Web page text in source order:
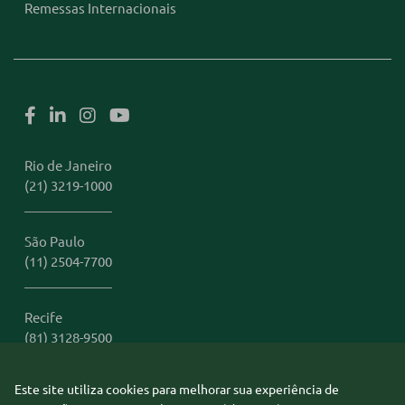
Remessas Internacionais
Rio de Janeiro
(21) 3219-1000
São Paulo
(11) 2504-7700
Recife
(81) 3128-9500
Miami
Este site utiliza cookies para melhorar sua experiência de